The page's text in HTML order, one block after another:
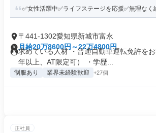
✅女性活躍中✅ライフステージを応援✅無理な
〒441-1302愛知県新城市富永
月給20万8600円～22万4800円
求めている人材 ・普通自動車運転免許を
年以上、AT限定可） ・学歴...
制服あり 業界未経験歓迎 +27個
正社員